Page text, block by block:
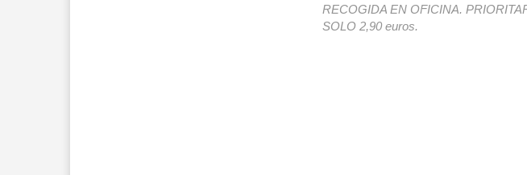
RECOGIDA EN OFICINA.
SOLO 2,90 euros.